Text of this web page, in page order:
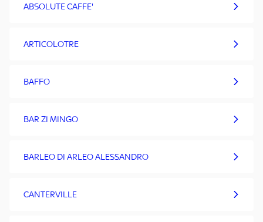
ABSOLUTE CAFFE'
ARTICOLOTRE
BAFFO
BAR ZI MINGO
BARLEO DI ARLEO ALESSANDRO
CANTERVILLE